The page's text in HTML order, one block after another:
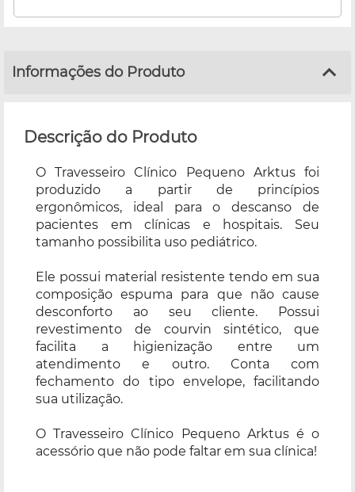
Informações do Produto
Descrição do Produto
O Travesseiro Clínico Pequeno Arktus foi
produzido a partir de princípios
ergonômicos, ideal para o descanso de
pacientes em clínicas e hospitais. Seu
tamanho possibilita uso pediátrico.
Ele possui material resistente tendo em sua
composição espuma para que não cause
desconforto ao seu cliente. Possui
revestimento de courvin sintético, que
facilita a higienização entre um
atendimento e outro. Conta com
fechamento do tipo envelope, facilitando
sua utilização.
O Travesseiro Clínico Pequeno Arktus é o
acessório que não pode faltar em sua clínica!